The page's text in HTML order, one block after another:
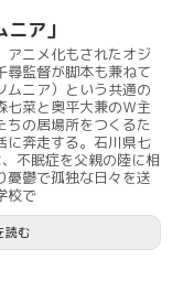
ア」
アニメ化もされたオジ
尋監督が脚本も兼ねて
ムニア）という共通の
七菜と奥平大兼のＷ主
ちの居場所をつくるた
に奔走する。石川県七
不眠症を父親の陸に相
憂鬱で孤独な日々を送
校で
読む